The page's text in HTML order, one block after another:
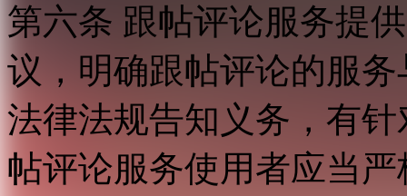
第六条 跟帖评论服务提
议，明确跟帖评论的服
法律法规告知义务，有
帖评论服务使用者应当